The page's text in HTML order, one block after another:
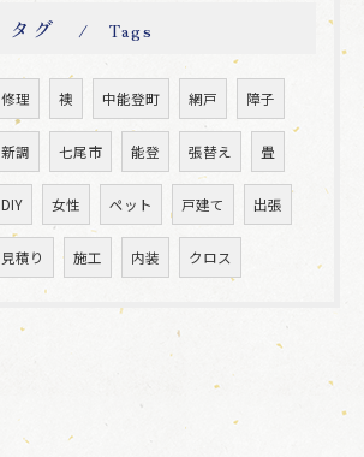
タグ Tags
修理 襖 中能登町 網戸 障子
新調 七尾市 能登 張替え 畳
DIY 女性 ペット 戸建て 出張
見積り 施工 内装 クロス